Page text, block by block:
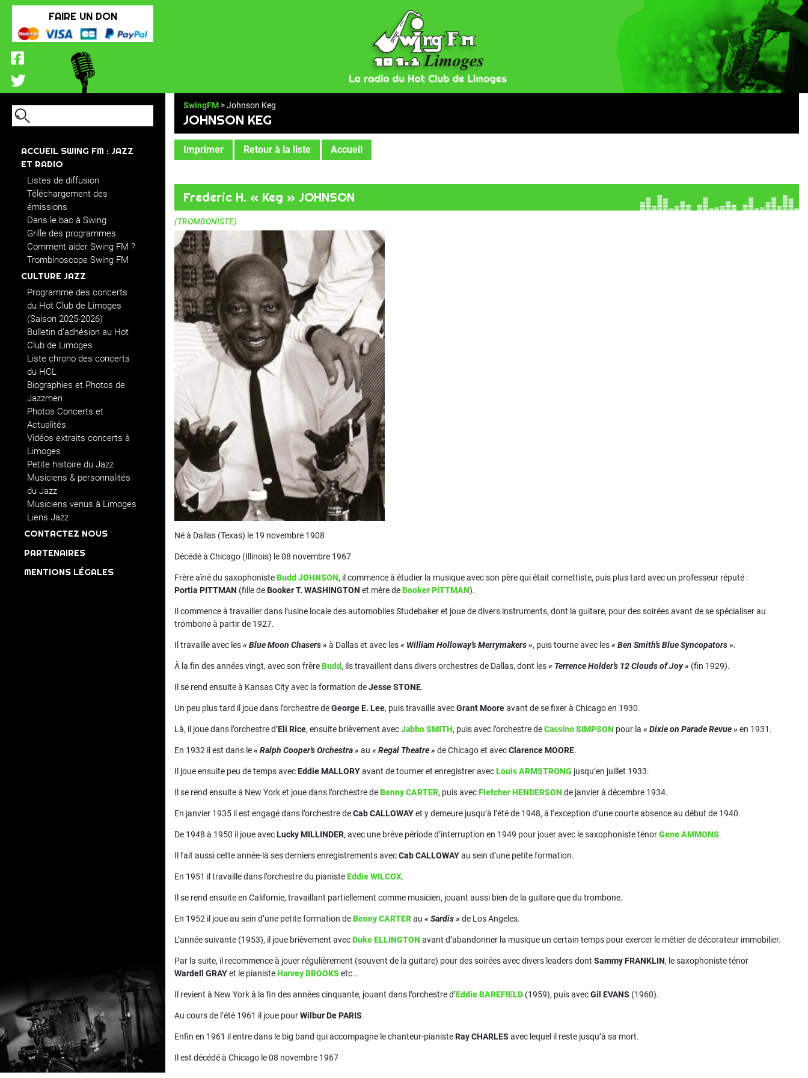
FAIRE UN DON
ACCUEIL SWING FM : JAZZ
ET RADIO
Listes de diffusion
Téléchargement des
émissions
Dans le bac à Swing
Grille des programmes
Comment aider Swing FM ?
Trombinoscope Swing FM
CULTURE JAZZ
Programme des concerts
du Hot Club de Limoges
(Saison 2025-2026)
Bulletin d’adhésion au Hot
Club de Limoges
Liste chrono des concerts
du HCL
Biographies et Photos de
Jazzmen
Photos Concerts et
Actualités
Vidéos extraits concerts à
Limoges
Petite histoire du Jazz
Musiciens & personnalités
du Jazz
Musiciens venus à Limoges
Liens Jazz
CONTACTEZ NOUS
PARTENAIRES
MENTIONS LÉGALES
SwingFM > Johnson Keg
JOHNSON KEG
Imprimer Retour à la liste Accueil
Frederic H. « Keg » JOHNSON
(TROMBONISTE)
Né à Dallas (Texas) le 19 novembre 1908
Décédé à Chicago (Illinois) le 08 novembre 1967
Frère aîné du saxophonisteBudd JOHNSON, il commence à étudier la musique avec son père qui était cornettiste, puis plus tard avec un professeur réputé :
Portia PITTMAN (fille deBooker T. WASHINGTON et mère deBooker PITTMAN).
Il commence à travailler dans l’usine locale des automobiles Studebaker et joue de divers instruments, dont la guitare, pour des soirées avant de se spécialiser au
trombone à partir de 1927.
Il travaille avec les« Blue Moon Chasers » à Dallas et avec les« William Holloway’s Merrymakers », puis tourne avec les« Ben Smith’s Blue Syncopators ».
À la fin des années vingt, avec son frèreBudd , ils travaillent dans divers orchestres de Dallas, dont les« Terrence Holder’s 12 Clouds of Joy » (fin 1929).
Il se rend ensuite à Kansas City avec la formation deJesse STONE.
Un peu plus tard il joue dans l’orchestre deGeorge E. Lee, puis travaille avecGrant Mooreavant de se fixer à Chicago en 1930.
Là, il joue dans l’orchestre d’Eli Rice, ensuite brièvement avecJabbo SMITH, puis avec l’orchestre deCassino SIMPSON pour la « Dixie on Parade Revue » en 1931.
En 1932 il est dans le« Ralph Cooper’s Orchestra » au « Regal Theatre » de Chicago et avecClarence MOORE.
Il joue ensuite peu de temps avecEddie MALLORYavant de tourner et enregistrer avecLouis ARMSTRONG jusqu’en juillet 1933.
Il se rend ensuite à New York et joue dans l’orchestre deBenny CARTER, puis avecFletcher HENDERSON de janvier à décembre 1934.
En janvier 1935 il est engagé dans l’orchestre deCab CALLOWAYet y demeure jusqu’à l’été de 1948, à l’exception d’une courte absence au début de 1940.
De 1948 à 1950 il joue avecLucky MILLINDER, avec une brève période d’interruption en 1949 pour jouer avec le saxophoniste ténorGene AMMONS.
Il fait aussi cette année-là ses derniers enregistrements avecCab CALLOWAYau sein d’une petite formation.
En 1951 il travaille dans l’orchestre du pianisteEddie WILCOX.
Il se rend ensuite en Californie, travaillant partiellement comme musicien, jouant aussi bien de la guitare que du trombone.
En 1952 il joue au sein d’une petite formation deBenny CARTERau « Sardis » de Los Angeles.
L’année suivante (1953), il joue brièvement avecDuke ELLINGTON avant d’abandonner la musique un certain temps pour exercer le métier de décorateur immobilier.
Par la suite, il recommence à jouer régulièrement (souvent de la guitare) pour des soirées avec divers leaders dont Sammy FRANKLIN, le saxophoniste ténor
Wardell GRAYet le pianisteHarvey BROOKSetc…
Il revient à New York à la fin des années cinquante, jouant dans l’orchestre d’Eddie BAREFIELD (1959), puis avecGil EVANS (1960).
Au cours de l’été 1961 il joue pourWilbur De PARIS.
Enfin en 1961 il entre dans le big band qui accompagne le chanteur-pianisteRay CHARLES avec lequel il reste jusqu’à sa mort.
Il est décédé à Chicago le 08 novembre 1967